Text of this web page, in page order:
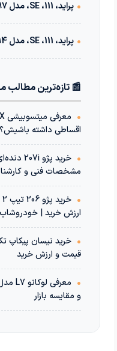
• پراید، 111، SE، مدل 1397
• پراید، 111، SE، مدل 1394
📰 تازه‌ترین مطالب
•
اقساطی داشته باشیش؟
•
مشخصات فنی و
•
ارزش خرید | خودروشاپ
•
قیمت و ارزش خرید
•
و مقایسه بازار